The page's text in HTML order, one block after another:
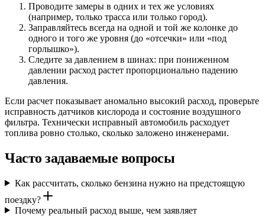
Проводите замеры в одних и тех же условиях
(например, только трасса или только город).
Заправляйтесь всегда на одной и той же колонке до
одного и того же уровня (до «отсечки» или «под
горлышко»).
Следите за давлением в шинах: при пониженном
давлении расход растет пропорционально падению
давления.
Если расчет показывает аномально высокий расход, проверьте
исправность датчиков кислорода и состояние воздушного
фильтра. Технически исправный автомобиль расходует
топлива ровно столько, сколько заложено инженерами.
Часто задаваемые вопросы
Как рассчитать, сколько бензина нужно на предстоящую
поездку?
Почему реальный расход выше, чем заявляет